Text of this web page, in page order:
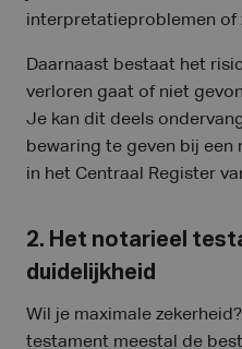
interpretatieproblemen of
Daarnaast bestaat het
verloren gaat of niet
Je kan dit deels
bewaring te geven bij
in het Centraal Register
2. Het notarieel
duidelijkheid
Wil je maximale
testament meestal de